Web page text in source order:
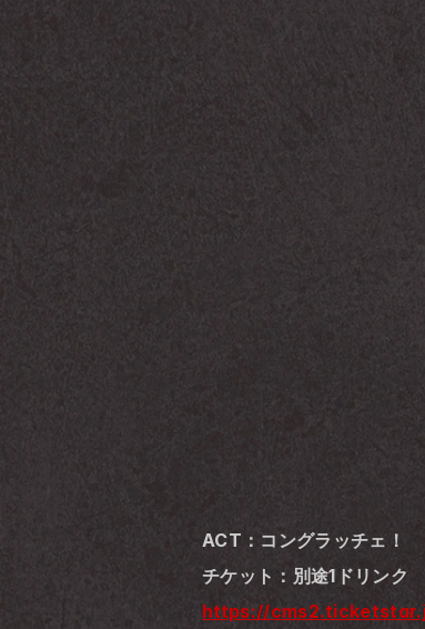
ACT：コングラッチェ！
チケット：別途1ドリンク
https://